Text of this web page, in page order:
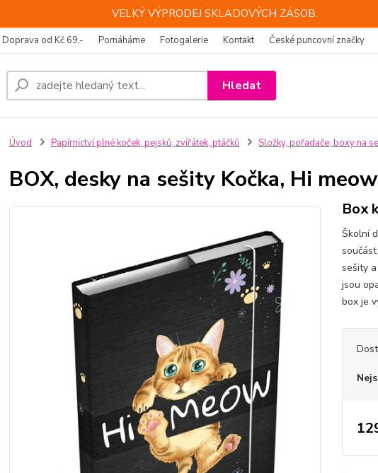
VELKÝ VÝPRODEJ SKLADOVÝCH ZÁSOB.
Doprava od Kč 69,- Pomáháme Fotogalerie Kontakt České puncovní značky
Hledat
Úvod Papírnictví plné koček, pejsků, zvířátek, ptáčků Složky, pořadače, boxy na
BOX, desky na sešity Kočka, Hi
Box
Školní
sešity
jsou
box je